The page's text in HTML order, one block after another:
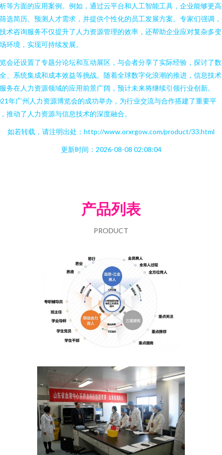
等方面的应用案例。例如，通过云平台和人工智能工具，企业能够更
选简历、预测人才需求，并提供个性化的员工发展方案。专家们强调
术咨询服务不仅提升了人力资源管理的效率，还帮助企业应对复杂多
环境，实现可持续发展。
会还设置了专题分论坛和互动展区，与会者分享了实际经验，探讨了
、系统集成和成本效益等挑战。随着全球数字化浪潮的推进，信息技
务在人力资源领域的应用前景广阔，预计未来将继续引领行业创新。
年广州人力资源博览会的成功举办，为行业交流与合作搭建了重要平
推动了人力资源与信息技术的深度融合。
如若转载，请注明出处：http://www.orxrgow.com/product/33.html
更新时间：2026-08-08 02:08:04
产品列表
PRODUCT